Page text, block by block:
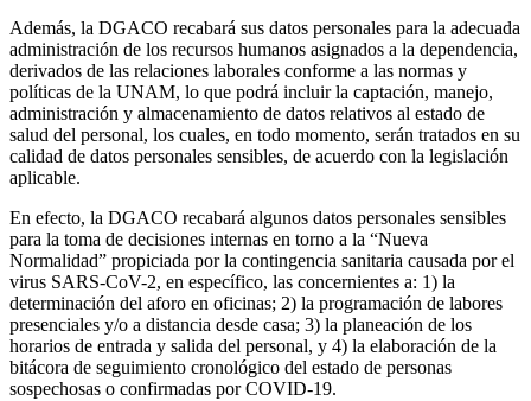
Además, la DGACO recabará sus datos personales para la adecuada
administración de los recursos humanos asignados a la dependencia,
derivados de las relaciones laborales conforme a las normas y
políticas de la UNAM, lo que podrá incluir la captación, manejo,
administración y almacenamiento de datos relativos al estado de
salud del personal, los cuales, en todo momento, serán tratados en su
calidad de datos personales sensibles, de acuerdo con la legislación
aplicable.
En efecto, la DGACO recabará algunos datos personales sensibles
para la toma de decisiones internas en torno a la “Nueva
Normalidad” propiciada por la contingencia sanitaria causada por el
virus SARS-CoV-2, en específico, las concernientes a: 1) la
determinación del aforo en oficinas; 2) la programación de labores
presenciales y/o a distancia desde casa; 3) la planeación de los
horarios de entrada y salida del personal, y 4) la elaboración de la
bitácora de seguimiento cronológico del estado de personas
sospechosas o confirmadas por COVID-19.